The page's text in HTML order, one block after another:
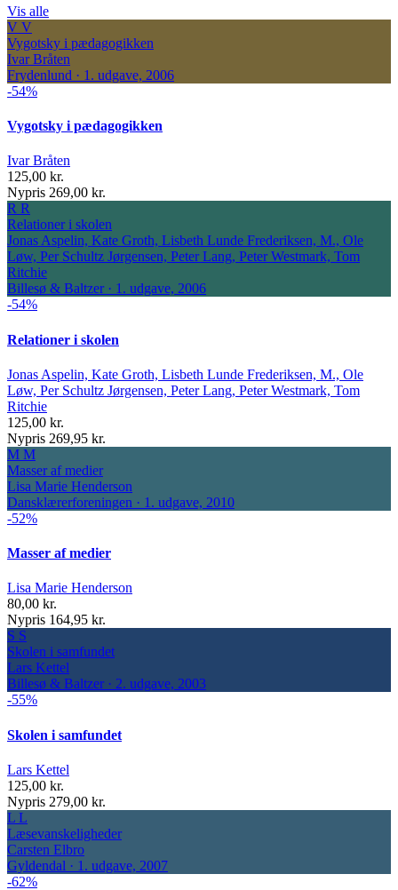
Vis alle
V V
Vygotsky i pædagogikken
Ivar Bråten
Frydenlund · 1. udgave, 2006
-54%
Vygotsky i pædagogikken
Ivar Bråten
125,00 kr.
Nypris 269,00 kr.
R R
Relationer i skolen
Jonas Aspelin, Kate Groth, Lisbeth Lunde Frederiksen, M., Ole
Løw, Per Schultz Jørgensen, Peter Lang, Peter Westmark, Tom
Ritchie
Billesø & Baltzer · 1. udgave, 2006
-54%
Relationer i skolen
Jonas Aspelin, Kate Groth, Lisbeth Lunde Frederiksen, M., Ole
Løw, Per Schultz Jørgensen, Peter Lang, Peter Westmark, Tom
Ritchie
125,00 kr.
Nypris 269,95 kr.
M M
Masser af medier
Lisa Marie Henderson
Dansklærerforeningen · 1. udgave, 2010
-52%
Masser af medier
Lisa Marie Henderson
80,00 kr.
Nypris 164,95 kr.
S S
Skolen i samfundet
Lars Kettel
Billesø & Baltzer · 2. udgave, 2003
-55%
Skolen i samfundet
Lars Kettel
125,00 kr.
Nypris 279,00 kr.
L L
Læsevanskeligheder
Carsten Elbro
Gyldendal · 1. udgave, 2007
-62%